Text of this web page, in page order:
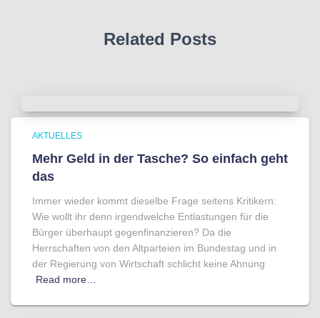
Related Posts
AKTUELLES
Mehr Geld in der Tasche? So einfach geht
das
Immer wieder kommt dieselbe Frage seitens Kritikern:
Wie wollt ihr denn irgendwelche Entlastungen für die
Bürger überhaupt gegenfinanzieren? Da die
Herrschaften von den Altparteien im Bundestag und in
der Regierung von Wirtschaft schlicht keine Ahnung
Read more…